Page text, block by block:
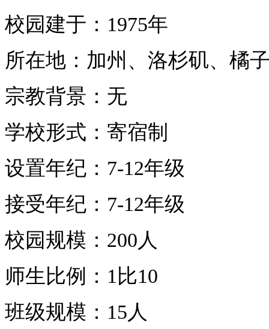
校园建于： 1975年
所在地：加州、洛杉矶、橘
宗教背景：无
学校形式：寄宿制
设置年纪： 7-12年级
接受年纪： 7-12年级
校园规模： 200人
师生比例： 1 比10
班级规模： 15人